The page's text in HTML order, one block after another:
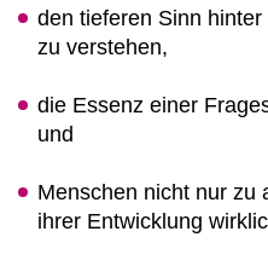
den tieferen Sinn
zu verstehen,
die Essenz einer
und
Menschen nicht nur zu
ihrer Entwicklung